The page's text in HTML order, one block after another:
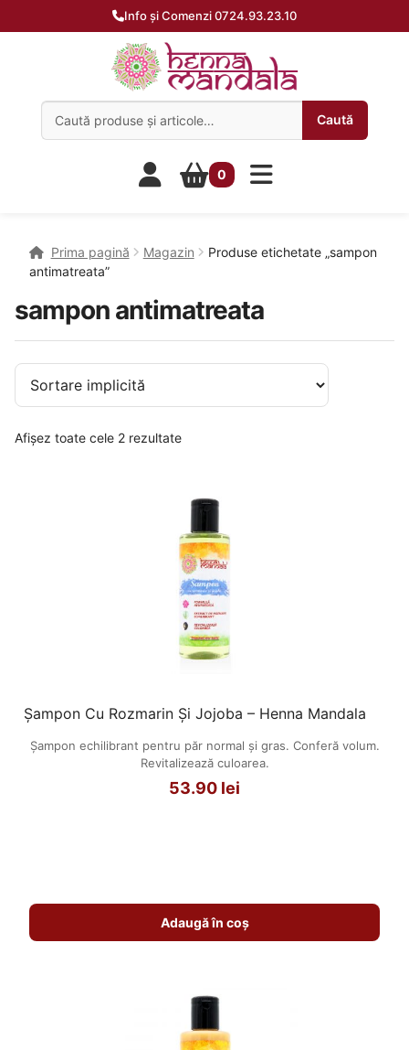
Info și Comenzi 0724.93.23.10
Caută
0
Prima pagină Magazin
Produse etichetate „sampon
antimatreata”
sampon antimatreata
Afișez toate cele 2 rezultate
Șampon Cu Rozmarin Și Jojoba – Henna Mandala
Șampon echilibrant pentru păr normal și gras. Conferă volum.
Revitalizează culoarea.
53.90 lei
Adaugă în coș